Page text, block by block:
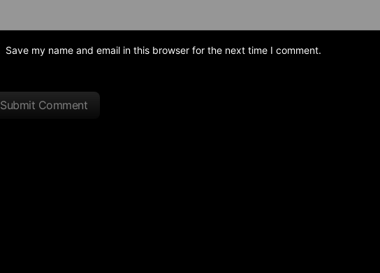
Save my name and email in this browser for the next time I comment.
Submit Comment